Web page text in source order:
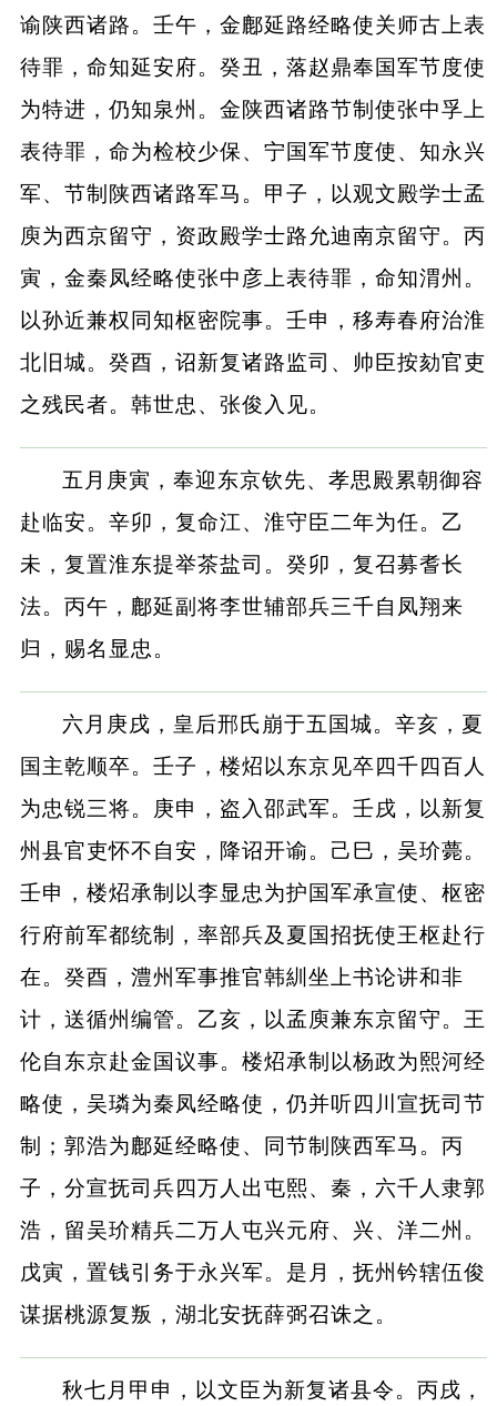
谕陕西诸路。壬午，金鄜延路经略使关师古上表
待罪，命知延安府。癸丑，落赵鼎奉国军节度使
为特进，仍知泉州。金陕西诸路节制使张中孚上
表待罪，命为检校少保、宁国军节度使、知永兴
军、节制陕西诸路军马。甲子，以观文殿学士孟
庾为西京留守，资政殿学士路允迪南京留守。丙
寅，金秦凤经略使张中彦上表待罪，命知渭州。
以孙近兼权同知枢密院事。壬申，移寿春府治淮
北旧城。癸酉，诏新复诸路监司、帅臣按劾官吏
之残民者。韩世忠、张俊入见。
五月庚寅，奉迎东京钦先、孝思殿累朝御容
赴临安。辛卯，复命江、淮守臣二年为任。乙
未，复置淮东提举茶盐司。癸卯，复召募耆长
法。丙午，鄜延副将李世辅部兵三千自凤翔来
归，赐名显忠。
六月庚戌，皇后邢氏崩于五国城。辛亥，夏
国主乾顺卒。壬子，楼炤以东京见卒四千四百人
为忠锐三将。庚申，盗入邵武军。壬戌，以新复
州县官吏怀不自安，降诏开谕。己巳，吴玠薨。
壬申，楼炤承制以李显忠为护国军承宣使、枢密
行府前军都统制，率部兵及夏国招抚使王枢赴行
在。癸酉，澧州军事推官韩紃坐上书论讲和非
计，送循州编管。乙亥，以孟庾兼东京留守。王
伦自东京赴金国议事。楼炤承制以杨政为熙河经
略使，吴璘为秦凤经略使，仍并听四川宣抚司节
制；郭浩为鄜延经略使、同节制陕西军马。丙
子，分宣抚司兵四万人出屯熙、秦，六千人隶郭
浩，留吴玠精兵二万人屯兴元府、兴、洋二州。
戊寅，置钱引务于永兴军。是月，抚州钤辖伍俊
谋据桃源复叛，湖北安抚薛弼召诛之。
秋七月甲申，以文臣为新复诸县令。丙戌，